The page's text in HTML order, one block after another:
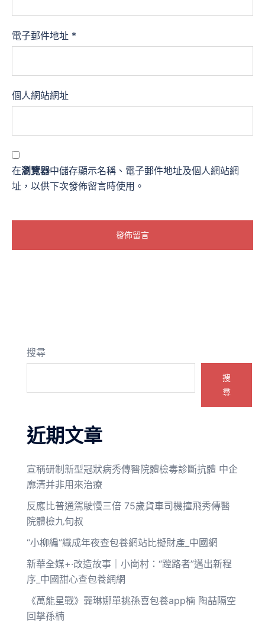
電子郵件地址 *
個人網站網址
在瀏覽器中儲存顯示名稱、電子郵件地址及個人網站網
址，以供下次發佈留言時使用。
搜尋
搜
尋
近期文章
宣稱研制新型冠狀病秀傳醫院體檢毒診斷抗體 中企
廓清并非用來治療
反應比普通駕駛慢三倍 75歲貨車司機撞飛秀傳醫
院體檢九旬叔
“小柳編”織成年夜查包養網站比擬財產_中國網
新華全媒+·改造故事｜小崗村：“蹚路者”邁出新程
序_中國甜心查包養網網
《萬能星戰》龔琳娜單挑孫喜包養app楠 陶喆隔空
回擊孫楠